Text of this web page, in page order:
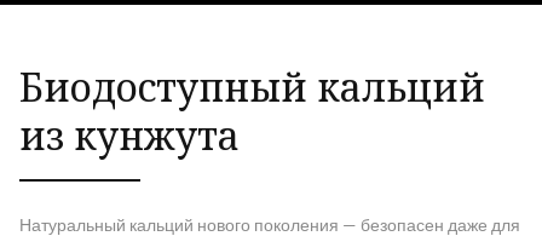
Биодоступный кальций
из кунжута
Натуральный кальций нового поколения — безопасен даже для